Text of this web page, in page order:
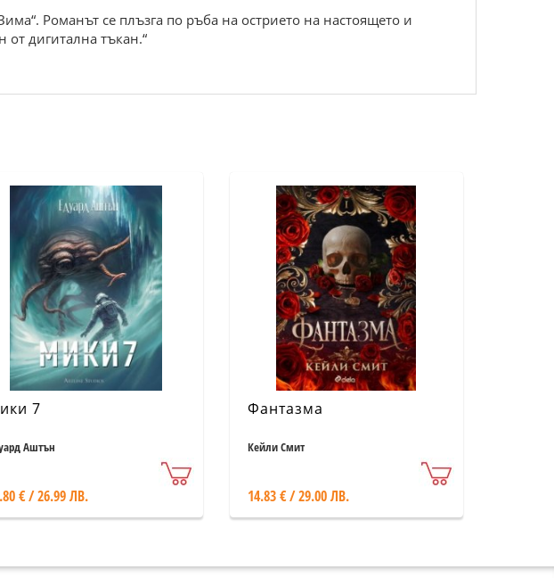
Романът се плъзга по ръба на острието на настоящето и
дигитална тъкан.“
7
Аштън
€ / 26.99 ЛВ.
Фантазма
Кейли Смит
14.83 € / 29.00 ЛВ.